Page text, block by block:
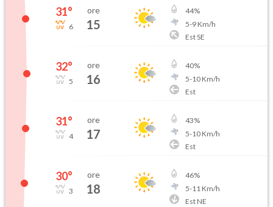
31°
6
ore
15
44%
5-9Km/h
Est SE
32°
5
ore
16
40%
5-10Km/h
Est
31°
4
ore
17
43%
5-10Km/h
Est
30°
3
ore
18
46%
5-11 Km/h
Est NE